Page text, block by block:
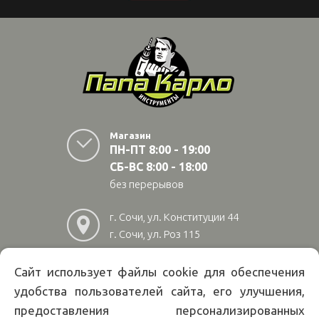
Магазин
ПН-ПТ 8:00 - 19:00
СБ-ВС 8:00 - 18:00
без перерывов
г. Сочи, ул. Конституции 44
г. Сочи, ул. Роз 115
г. Адлер, ул Авиационная
28/10
222 02 01
Сайт использует файлы cookie для обеспечения
удобства пользователей сайта, его улучшения,
предоставления персонализированных